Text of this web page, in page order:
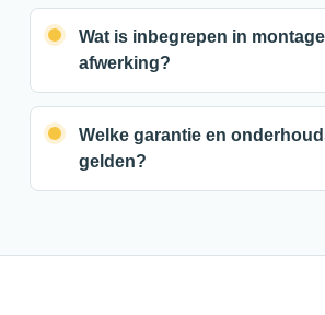
Wat is inbegrepen in
afwerking?
Welke garantie en
gelden?